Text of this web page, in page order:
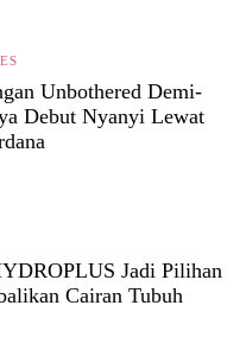
Unbothered Demi-
Debut Nyanyi Lewat
Jadi Pilihan
Cairan Tubuh